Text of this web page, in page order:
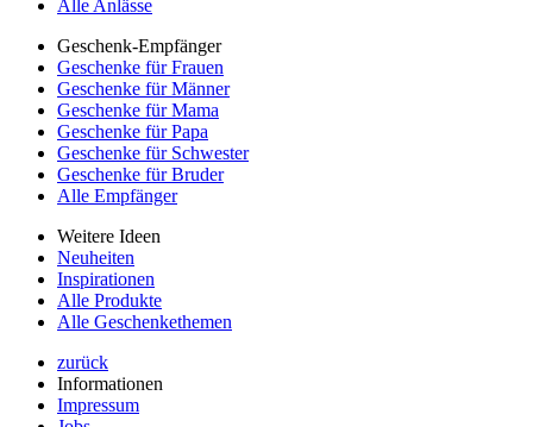
Alle Anlässe
Geschenk-Empfänger
Geschenke für Frauen
Geschenke für Männer
Geschenke für Mama
Geschenke für Papa
Geschenke für Schwester
Geschenke für Bruder
Alle Empfänger
Weitere Ideen
Neuheiten
Inspirationen
Alle Produkte
Alle Geschenkethemen
zurück
Informationen
Impressum